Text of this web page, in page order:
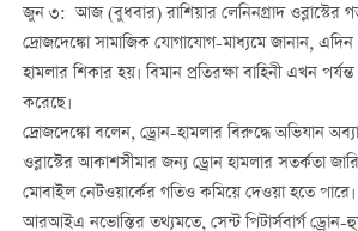
জুন ৩: আজ (বুধবার) রাশিয়ার লেনিনগ্রাদ ওব্লাস্টের
দ্রোজদেঙ্কো সামাজিক যোগাযোগ-মাধ্যমে জানান, এদিন
হামলার শিকার হয়। বিমান প্রতিরক্ষা বাহিনী এখন
করেছে।
দ্রোজদেঙ্কো বলেন, ড্রোন-হামলার বিরুদ্ধে অভিযান
ওব্লাস্টের আকাশসীমার জন্য ড্রোন হামলার সতর্কতা
মোবাইল নেটওয়ার্কের গতিও কমিয়ে দেওয়া হতে পারে।
আরআইএ নভোস্তির তথ্যমতে, সেন্ট পিটার্সবার্গ